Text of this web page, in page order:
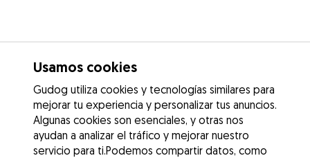
Usamos cookies
Gudog utiliza cookies y tecnologías similares para
mejorar tu experiencia y personalizar tus anuncios.
Algunas cookies son esenciales, y otras nos
ayudan a analizar el tráfico y mejorar nuestro
servicio para ti.Podemos compartir datos, como